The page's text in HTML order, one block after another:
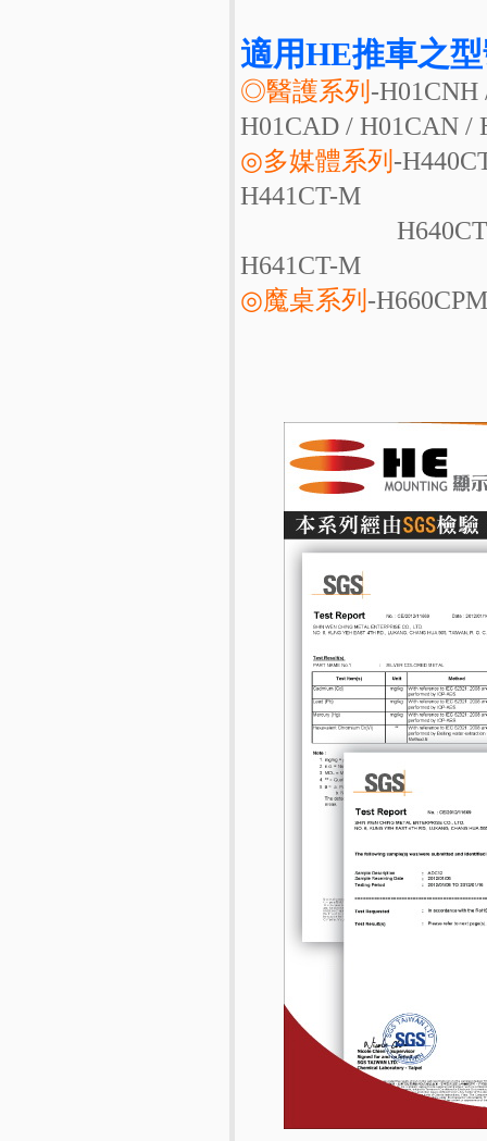
適用HE推車之
◎醫護系列 -H01CNH
H01CAD / H01CAN /
◎多媒體系列 -
H441CT-M
H640CT /
H641CT-M
◎魔桌系列 -